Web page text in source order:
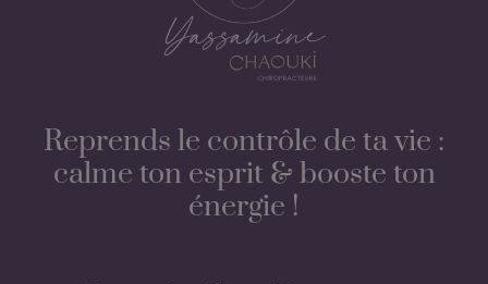
Reprends le contrôle de ta vie :
calme ton esprit & booste ton
énergie !